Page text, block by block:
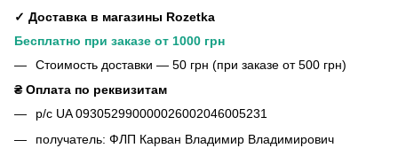
✓ Доставка в магазины Rozetka
Бесплатно при заказе от 1000 грн
Стоимость доставки — 50 грн (при заказе от 500 грн)
₴ Оплата по реквизитам
р/с UA 093052990000026002046005231
получатель: ФЛП Карван Владимир Владимирович